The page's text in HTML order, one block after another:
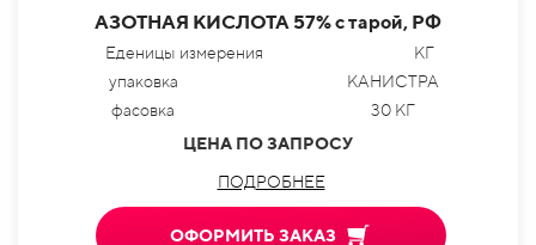
АЗОТНАЯ КИСЛОТА 57% с тарой, РФ
Еденицы измерения
КГ
упаковка
КАНИСТРА
фасовка
30 КГ
ЦЕНА ПО ЗАПРОСУ
ПОДРОБНЕЕ
ОФОРМИТЬ ЗАКАЗ